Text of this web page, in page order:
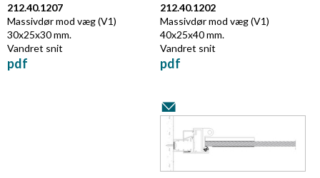
212.40.1207
Massivdør mod væg (V1)
30x25x30 mm.
Vandret snit
pdf
212.40.1202
Massivdør mod væg (V1)
40x25x40 mm.
Vandret snit
pdf